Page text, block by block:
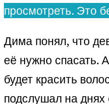
просмотреть. Это
Дима понял, что
её нужно спасать.
будет красить
подслушал на днях